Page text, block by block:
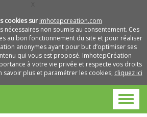
cookies sur imhotepcreation.com
nécessaires non soumis au consentement. Ces
au bon fonctionnement du site et pour réaliser
anonymes ayant pour but d’optimiser ses
qui vous est proposé. ImhotepCréation
à votre vie privée et respecte vos droits
savoir plus et paramétrer les cookies, cliquez ici